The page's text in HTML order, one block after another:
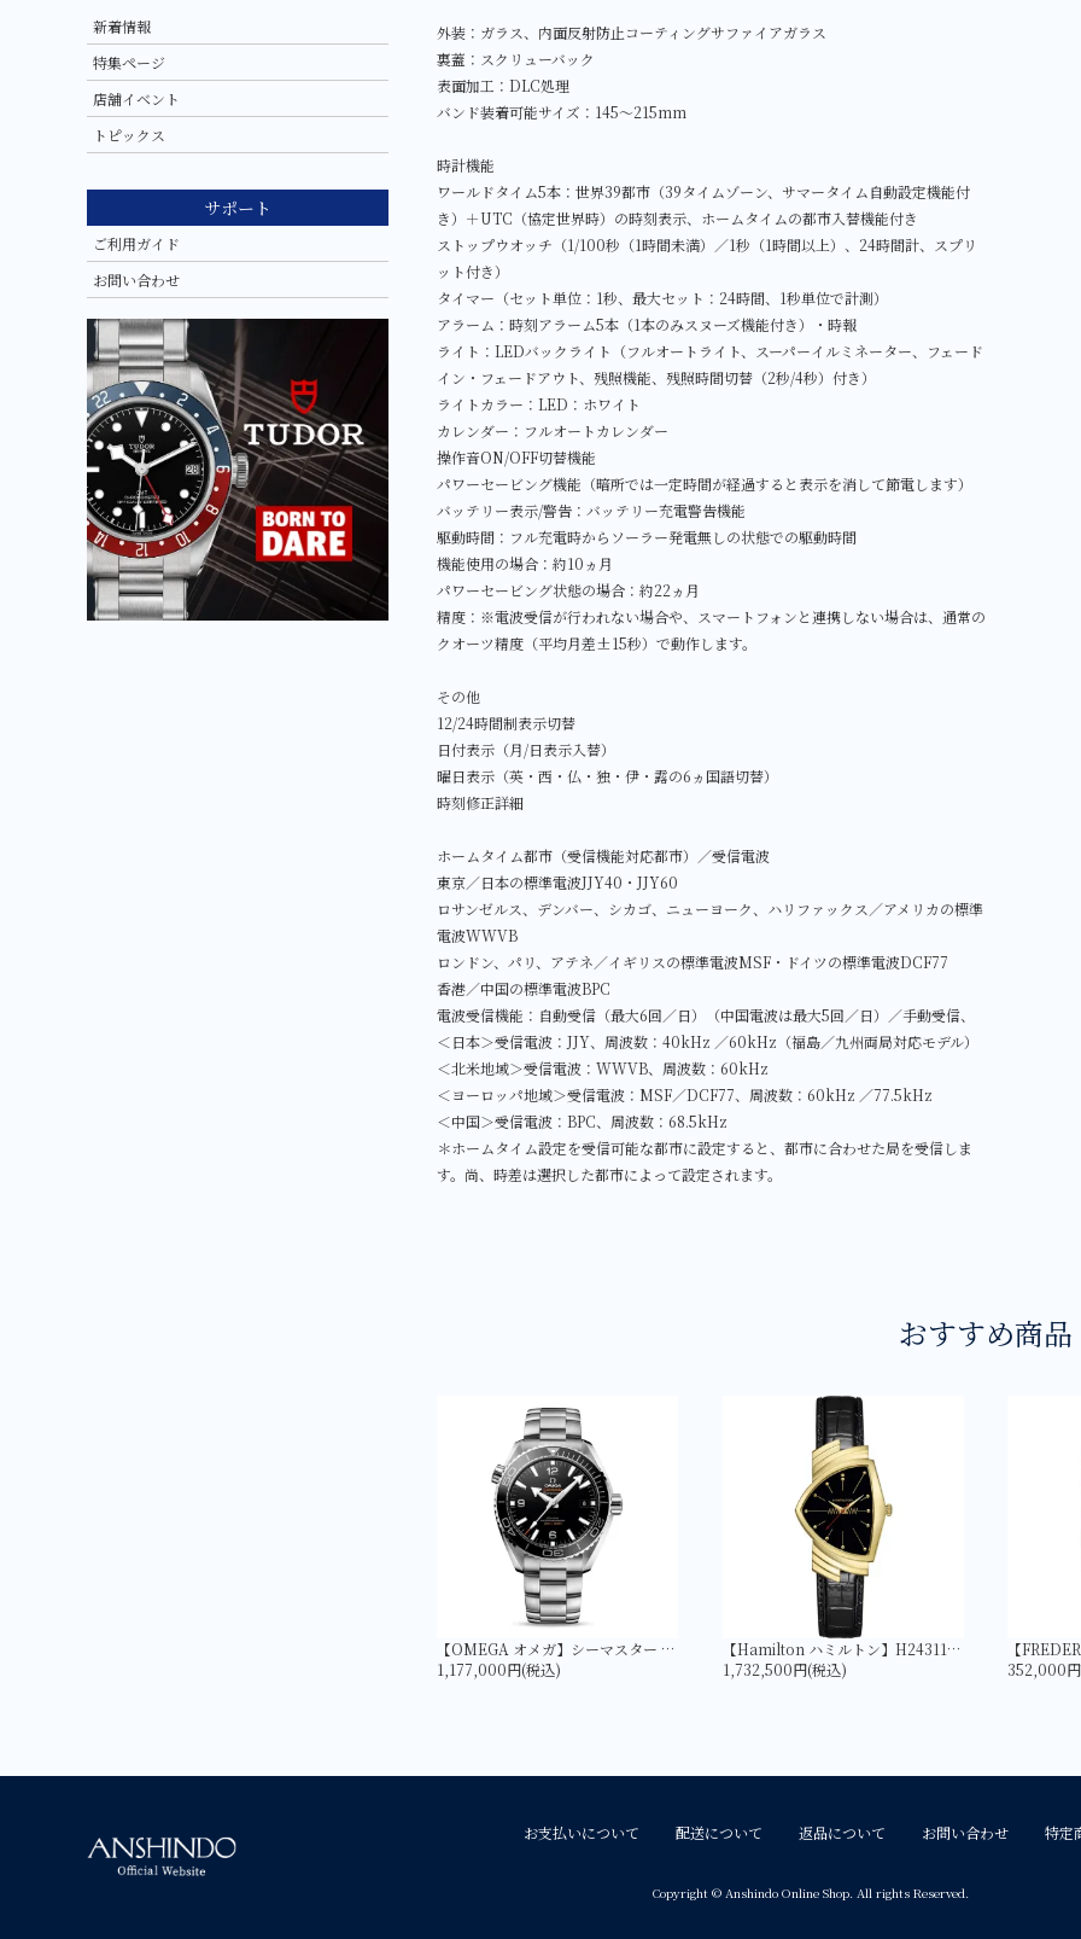
外装：ガラス、内面反射防止コーティングサファイアガラス
裏蓋：スクリューバック
表面加工：DLC処理
バンド装着可能サイズ：145～215mm
時計機能
ワールドタイム5本：世界39都市（39タイムゾーン、サマータイム自動設定機能付
き）＋UTC（協定世界時）の時刻表示、ホームタイムの都市入替機能付き
ストップウオッチ（1/100秒（1時間未満）／1秒（1時間以上）、24時間計、スプリ
ット付き）
タイマー（セット単位：1秒、最大セット：24時間、1秒単位で計測）
アラーム：時刻アラーム5本（1本のみスヌーズ機能付き）・時報
ライト：LEDバックライト（フルオートライト、スーパーイルミネーター、フェード
イン・フェードアウト、残照機能、残照時間切替（2秒/4秒）付き）
ライトカラー：LED：ホワイト
カレンダー：フルオートカレンダー
操作音ON/OFF切替機能
パワーセービング機能（暗所では一定時間が経過すると表示を消して節電します）
バッテリー表示/警告：バッテリー充電警告機能
駆動時間：フル充電時からソーラー発電無しの状態での駆動時間
機能使用の場合：約10ヵ月
パワーセービング状態の場合：約22ヵ月
精度：※電波受信が行われない場合や、スマートフォンと連携しない場合は、通常の
クオーツ精度（平均月差±15秒）で動作します。
その他
12/24時間制表示切替
日付表示（月/日表示入替）
曜日表示（英・西・仏・独・伊・露の6ヵ国語切替）
時刻修正詳細
ホームタイム都市（受信機能対応都市）／受信電波
東京／日本の標準電波JJY40・JJY60
ロサンゼルス、デンバー、シカゴ、ニューヨーク、ハリファックス／アメリカの標準
電波WWVB
ロンドン、パリ、アテネ／イギリスの標準電波MSF・ドイツの標準電波DCF77
香港／中国の標準電波BPC
電波受信機能：自動受信（最大6回／日）（中国電波は最大5回／日）／手動受信、
＜日本＞受信電波：JJY、周波数：40kHz ／60kHz（福島／九州両局対応モデル）
＜北米地域＞受信電波：WWVB、周波数：60kHz
＜ヨーロッパ地域＞受信電波：MSF／DCF77、周波数：60kHz ／77.5kHz
＜中国＞受信電波：BPC、周波数：68.5kHz
＊ホームタイム設定を受信可能な都市に設定すると、都市に合わせた局を受信しま
す。尚、時差は選択した都市によって設定されます。
おすすめ商品
【OMEGA オメガ】シーマスター PLANET OCEAN 600M コーアクシャル マスター クロノメーター 43.5MM 215.30.44.21.01.001
1,177,000円(税込)
【Hamilton ハミルトン】H24311730 ベンチュラ Quartz Gold | LIMITED EDITION
1,732,500円(税込)
352,000
新着情報
特集ページ
店舗イベント
トピックス
サポート
ご利用ガイド
お問い合わせ
お支払いについて 配送について 返品について お問い合わせ 特定
Copyright © Anshindo Online Shop. All rights Reserved.